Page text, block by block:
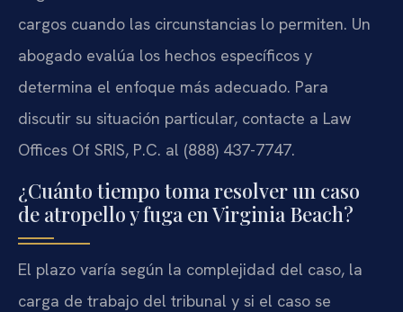
cargos cuando las circunstancias lo permiten. Un
abogado evalúa los hechos específicos y
determina el enfoque más adecuado. Para
discutir su situación particular, contacte a Law
Offices Of SRIS, P.C. al (888) 437-7747.
¿Cuánto tiempo toma resolver un caso
de atropello y fuga en Virginia Beach?
El plazo varía según la complejidad del caso, la
carga de trabajo del tribunal y si el caso se